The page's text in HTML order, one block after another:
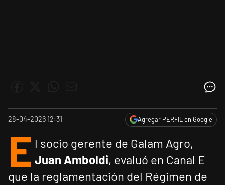
28-04-2026 12:31 Agregar PERFIL en Google
E l socio gerente de Galam Agro,
Juan Amboldi, evaluó en Canal E
que la reglamentación del Régimen de